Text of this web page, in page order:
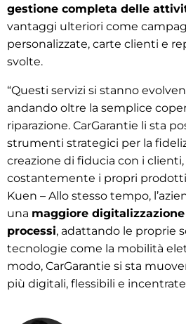
gestione completa delle
vantaggi ulteriori come
personalizzate, carte clienti e
svolte.
“Questi servizi si stanno
andando oltre la semplice
riparazione. CarGarantie li sta
strumenti strategici per la
creazione di fiducia con i
costantemente i propri
Kuen – Allo stesso tempo,
una maggiore
processi, adattando le proprie
tecnologie come la mobilità
modo, CarGarantie si sta
più digitali, flessibili e